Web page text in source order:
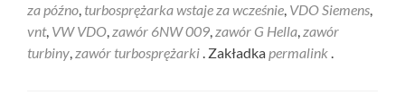
za późno, turbosprężarka wstaje za wcześnie, VDO Siemens,
vnt, VW VDO,zawór 6NW 009,zawór G Hella,zawór
turbiny,zawór turbosprężarki. Zakładkapermalink.